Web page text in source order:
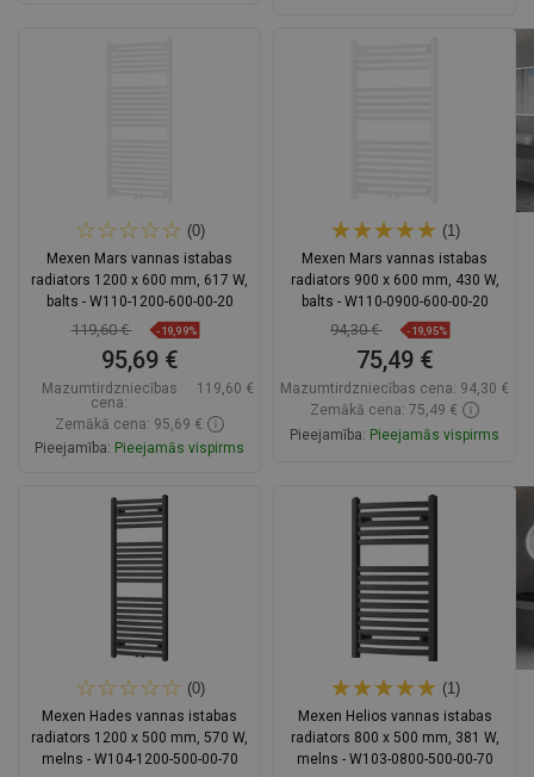
(0)
Mexen Mars vannas istabas
radiators 1200 x 600 mm, 617 W,
balts - W110-1200-600-00-20
119,60 € -19,99%
95,69 €
Mazumtirdzniecības
cena:
119,60 €
Zemākā cena: 95,69 €
Pieejamība: Pieejamās vispirms
Ielikt grozā
(1)
Mexen Mars vannas istabas
radiators 900 x 600 mm, 430 W,
balts - W110-0900-600-00-20
94,30 € -19,95%
75,49 €
Mazumtirdzniecības cena: 94,30 €
Zemākā cena: 75,49 €
Pieejamība: Pieejamās vispirms
favorite_border Iecienītākie
Salīdzināt
(0)
Mexen Hades vannas istabas
radiators 1200 x 500 mm, 570 W,
melns - W104-1200-500-00-70
(1)
Mexen Helios vannas istabas
radiators 800 x 500 mm, 381 W,
melns - W103-0800-500-00-70